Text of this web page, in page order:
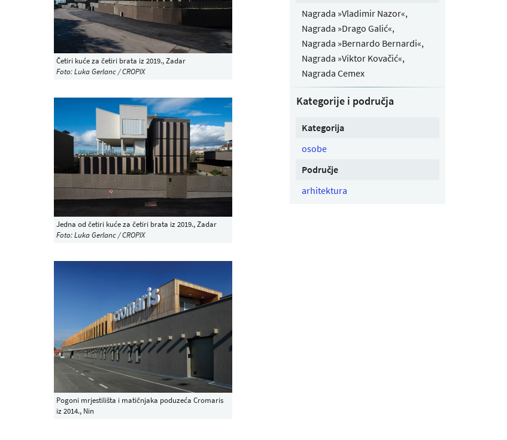
Četiri kuće za četiri brata iz 2019., Zadar
Foto: Luka Gerlanc / CROPIX
Jedna od četiri kuće za četiri brata iz 2019., Zadar
Foto: Luka Gerlanc / CROPIX
Pogoni mrjestilišta i matičnjaka poduzeća Cromaris
iz 2014., Nin
Nagrada »Vladimir Nazor«,
Nagrada »Drago Galić«,
Nagrada »Bernardo Bernardi«,
Nagrada »Viktor Kovačić«,
Nagrada Cemex
Kategorije i područja
Kategorija
osobe
Područje
arhitektura